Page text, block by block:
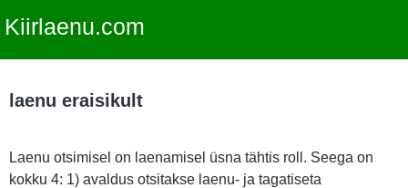
Kiirlaenu.com
laenu eraisikult
Laenu otsimisel on laenamisel üsna tähtis roll. Seega on
kokku 4: 1) avaldus otsitakse laenu- ja tagatiseta